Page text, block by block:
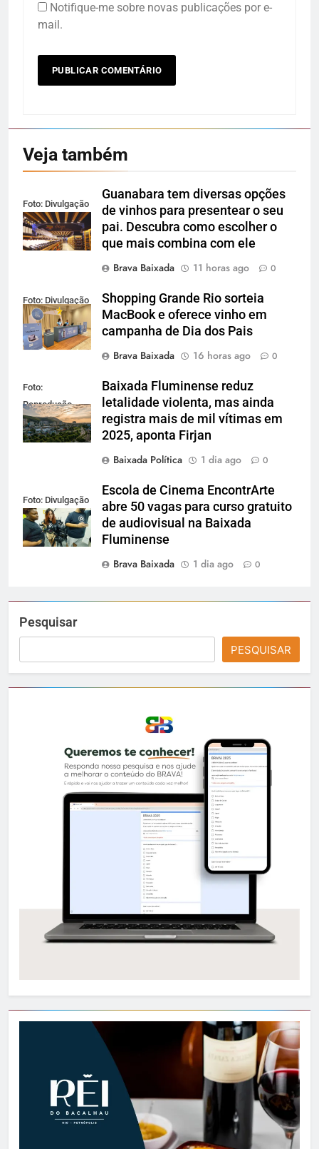
Notifique-me sobre novas publicações por e-
mail.
Veja também
Foto: Divulgação
Guanabara tem diversas opções
de vinhos para presentear o seu
pai. Descubra como escolher o
que mais combina com ele
Brava Baixada
11 horas ago 0
Foto: Divulgação
Shopping Grande Rio sorteia
MacBook e oferece vinho em
campanha de Dia dos Pais
Brava Baixada
16 horas ago 0
Foto:
Reprodução
Baixada Fluminense reduz
letalidade violenta, mas ainda
registra mais de mil vítimas em
2025, aponta Firjan
Baixada Política
1 dia ago 0
Foto: Divulgação
Escola de Cinema EncontrArte
abre 50 vagas para curso gratuito
de audiovisual na Baixada
Fluminense
Brava Baixada
1 dia ago 0
Pesquisar
PESQUISAR